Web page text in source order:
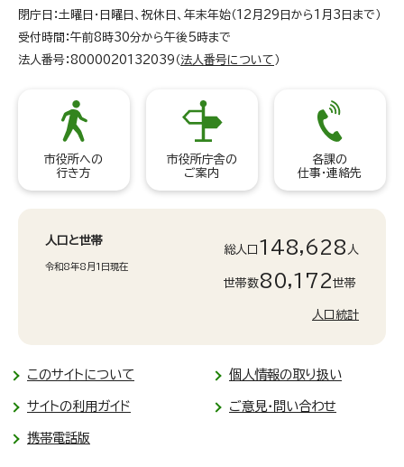
閉庁日：土曜日・日曜日、祝休日、年末年始（12月29日から1月3日まで）
受付時間：午前8時30分から午後5時まで
法人番号：8000020132039（ 法人番号について ）
市役所への
行き方
市役所庁舎の
ご案内
各課の
仕事・連絡先
人口と世帯
令和8年8月1日現在
総人口 148,628 人
世帯数80,172世帯
人口統計
このサイトについて 個人情報の取り扱い
サイトの利用ガイド ご意見・問い合わせ
携帯電話版